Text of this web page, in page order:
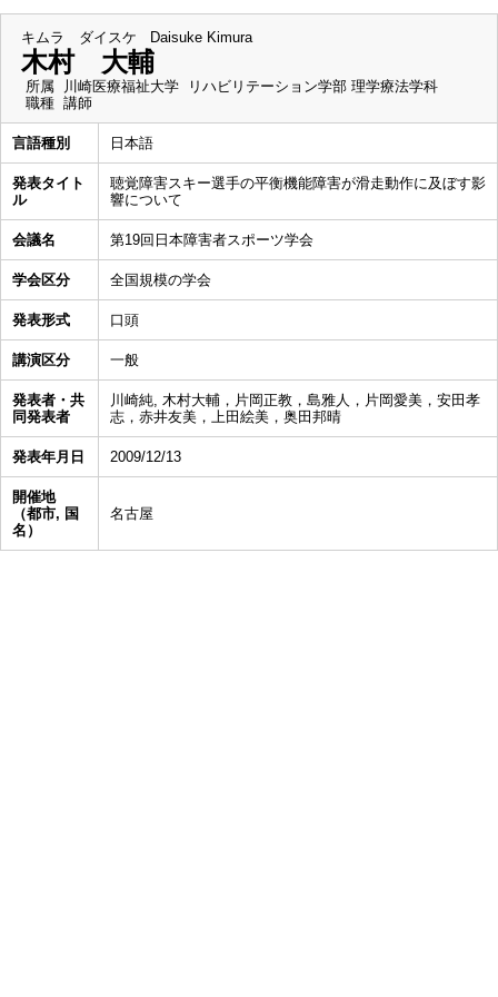
キムラ ダイスケ Daisuke Kimura
木村 大輔
所属
川崎医療福祉大学 リハビリテーション学部 理学療法学科
職種 講師
言語種別 日本語
発表タイト
ル
聴覚障害スキー選手の平衡機能障害が滑走動作に及ぼす影
響について
会議名 第19回日本障害者スポーツ学会
学会区分 全国規模の学会
発表形式 口頭
講演区分 一般
発表者・共
同発表者
川崎純, 木村大輔，片岡正教，島雅人，片岡愛美，安田孝
志，赤井友美，上田絵美，奥田邦晴
発表年月日 2009/12/13
開催地
（都市, 国
名）
名古屋